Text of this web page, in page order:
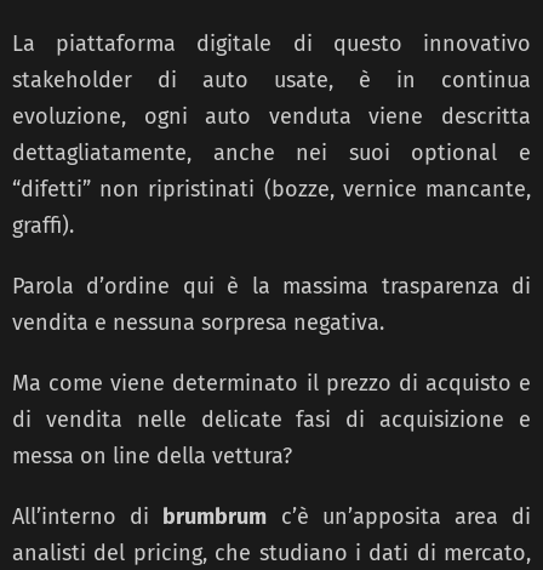
La piattaforma digitale di questo innovativo
stakeholder di auto usate, è in continua
evoluzione, ogni auto venduta viene descritta
dettagliatamente, anche nei suoi optional e
“difetti” non ripristinati (bozze, vernice mancante,
graffi).
Parola d’ordine qui è la massima trasparenza di
vendita e nessuna sorpresa negativa.
Ma come viene determinato il prezzo di acquisto e
di vendita nelle delicate fasi di acquisizione e
messa on line della vettura?
All’interno di brumbrum c’è un’apposita area di
analisti del pricing, che studiano i dati di mercato,